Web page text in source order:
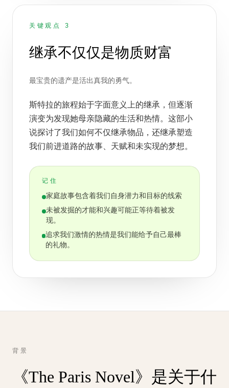
关键观点 3
继承不仅仅是物质财富
最宝贵的遗产是活出真我的勇气。
斯特拉的旅程始于字面意义上的继承，但逐渐
演变为发现她母亲隐藏的生活和热情。这部小
说探讨了我们如何不仅继承物品，还继承塑造
我们前进道路的故事、天赋和未实现的梦想。
记住
家庭故事包含着我们自身潜力和目标的线索
未被发掘的才能和兴趣可能正等待着被发
现。
追求我们激情的热情是我们能给予自己最棒
的礼物。
背景
《The Paris Novel》是关于什